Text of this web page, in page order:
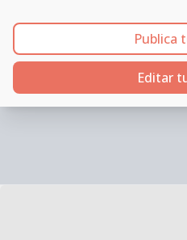
Publica
Editar